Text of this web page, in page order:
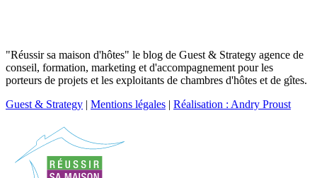
"Réussir sa maison d'hôtes" le blog de Guest & Strategy agence de
conseil, formation, marketing et d'accompagnement pour les
porteurs de projets et les exploitants de chambres d'hôtes et de gîtes.
Guest & Strategy | Mentions légales | Réalisation : Andry Proust